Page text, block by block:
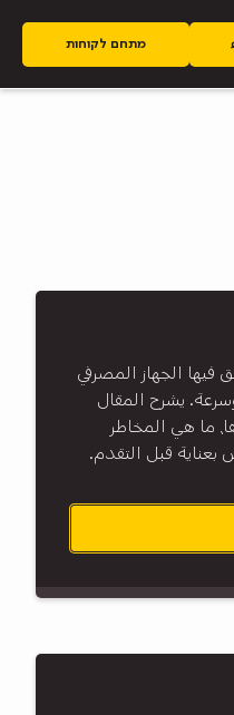
מתחם לקוחות
فيها الجهاز المصرفي
يشرح المقال
ما هي المخاطر
قبل التقدم.